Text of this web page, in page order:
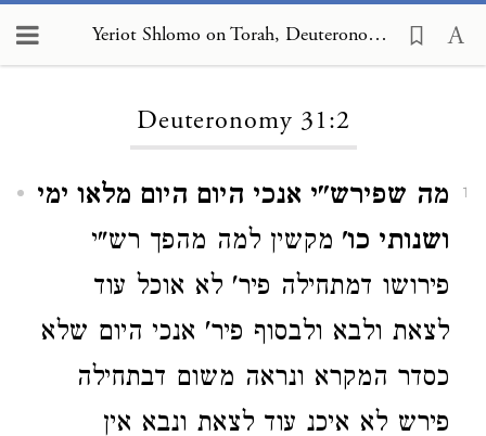
Yeriot Shlomo on Torah, Deuteronomy 31:2
Deuteronomy 31:2
1
מה שפירש"י אנכי היום היום מלאו ימי
ושנותי כו' מקשין למה מהפך רש"י
פירושו דמתחילה פיר' לא אוכל עוד
לצאת ולבא ולבסוף פיר' אנכי היום שלא
כסדר המקרא ונראה משום דבתחילה
פירש לא איכנ עוד לצאת ונבא אין